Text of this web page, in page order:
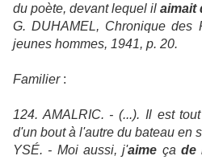
du poète, devant lequel il aimait
G. DUHAMEL, Chronique des
jeunes hommes, 1941, p. 20.
Familier:
124. AMALRIC. - (...). Il est
d'un bout à l'autre du bateau en
YSÉ. - Moi aussi, j'aime ça de